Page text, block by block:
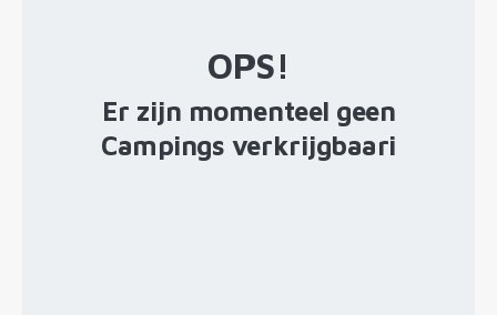
OPS!
Er zijn momenteel geen
Campings verkrijgbaari